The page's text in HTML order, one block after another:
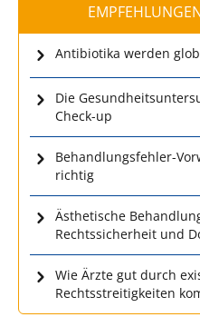
Antibiotika werden
Die
Check-up
Behandlungsfehler-
richtig
Ästhetische
Rechtssicherheit und
Wie Ärzte gut durch
Rechtsstreitigkeiten